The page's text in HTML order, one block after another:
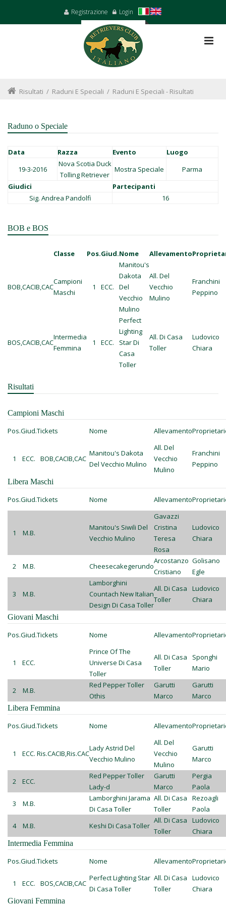
Registrazione Login
Risultati / Raduni E Speciali / Raduni E Speciali - Risultati
Raduno o Speciale
Data Razza Evento
Luogo
19-3-2016
Nova Scotia Duck
Tolling Retriever
Mostra Speciale
Parma
Giudici
Partecipanti
Sig. Andrea Pandolfi
16
BOB e BOS
Classe Pos.Giud.Nome Allevamento
BOB,CACIB,CAC
Campioni
Maschi
1 ECC.
Manitou's
Dakota
Del
Vecchio
Mulino
All. Del
Vecchio
Mulino
Franchini
Peppino
BOS,CACIB,CAC
Intermedia
Femmina
1 ECC.
Perfect
Lighting
Star Di
Casa
Toller
All. Di Casa
Toller
Ludovico
Chiara
Risultati
Campioni Maschi
Pos.Giud.Tickets Nome Allevamento
1 ECC. BOB,CACIB,CAC
Manitou's Dakota
Del Vecchio Mulino
All. Del
Vecchio
Mulino
Franchini
Peppino
Libera Maschi
Pos.Giud.Tickets Nome Allevamento
1 M.B.
Manitou's Siwili Del
Vecchio Mulino
Gavazzi
Cristina
Teresa
Rosa
Ludovico
Chiara
2 M.B. Cheesecakegerundo
Arcostanzo
Cristiano
Golisano
Egle
3 M.B.
Lamborghini
Countach New Italian
Design Di Casa Toller
All. Di Casa
Toller
Ludovico
Chiara
Giovani Maschi
Pos.Giud.Tickets Nome Allevamento
1 ECC.
Prince Of The
Universe Di Casa
Toller
All. Di Casa
Toller
Sponghi
Mario
2 M.B.
Red Pepper Toller
Othis
Garutti
Marco
Garutti
Marco
Libera Femmina
Pos.Giud.Tickets Nome Allevamento
1 ECC. Ris.CACIB,Ris.CAC
Lady Astrid Del
Vecchio Mulino
All. Del
Vecchio
Mulino
Garutti
Marco
2 ECC.
Red Pepper Toller
Lady-d
Garutti
Marco
Pergia
Paola
3
M.B.
Lamborghini Jarama
Di Casa Toller
All. Di Casa
Toller
Rezoagli
Paola
4
M.B. Keshi Di Casa Toller
All. Di Casa
Toller
Ludovico
Chiara
Intermedia Femmina
Pos.Giud.Tickets Nome Allevamento
1 ECC. BOS,CACIB,CAC
Perfect Lighting Star
Di Casa Toller
All. Di Casa
Toller
Ludovico
Chiara
Giovani Femmina